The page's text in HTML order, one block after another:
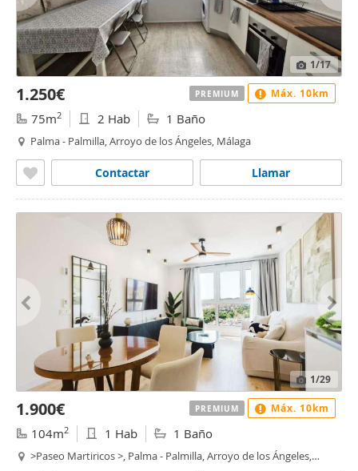
1/17
1.250€
75m2 2 Hab 1 Baño
Palma - Palmilla, Arroyo de los Ángeles, Málaga
Llamar
Contactar
PREMIUM Máx. 10km
1/29
1.900€
104m2 1 Hab 1 Baño
>Paseo Martiricos >, Palma - Palmilla, Arroyo de los Ángeles,
PREMIUM Máx. 10km